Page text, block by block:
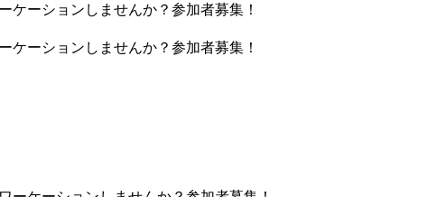
ケーションしませんか？参加者募集！
ケーションしませんか？参加者募集！